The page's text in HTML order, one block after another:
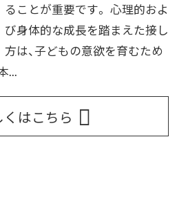
ることが重要です。 心理的およ
び身体的な成長を踏まえた接し
方は、子どもの意欲を育むため
...
はこちら